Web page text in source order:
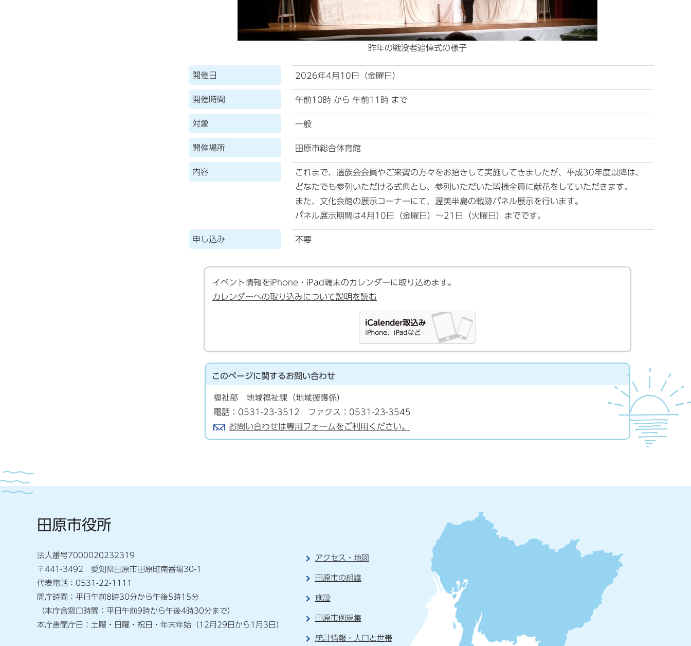
昨年の戦没者追悼式の様子
開催日 2026年4月10日（金曜日）
開催時間 午前10時 から 午前11時 まで
対象 一般
開催場所 田原市総合体育館
内容
これまで、遺族会会員やご来賓の方々をお招きして実施してきましたが、平成30年度以降は、
どなたでも参列いただける式典とし、参列いただいた皆様全員に献花をしていただきます。
また、文化会館の展示コーナーにて、渥美半島の戦跡パネル展示を行います。
パネル展示期間は4月10日（金曜日）～21日（火曜日）までです。
申し込み 不要
イベント情報をiPhone・iPad端末のカレンダーに取り込めます。
カレンダーへの取り込みについて説明を読む
このページに関するお問い合わせ
福祉部 地域福祉課（地域援護係）
電話：0531-23-3512 ファクス：0531-23-3545
お問い合わせは専用フォームをご利用ください。
田原市役所
法人番号7000020232319
〒441-3492 愛知県田原市田原町南番場30-1
代表電話：0531-22-1111
開庁時間：平日午前8時30分から午後5時15分
（本庁舎窓口時間：平日午前9時から午後4時30分まで）
本庁舎閉庁日：土曜・日曜・祝日・年末年始（12月29日から1月3日）
アクセス・地図
田原市の組織
施設
田原市例規集
統計情報・人口と世帯